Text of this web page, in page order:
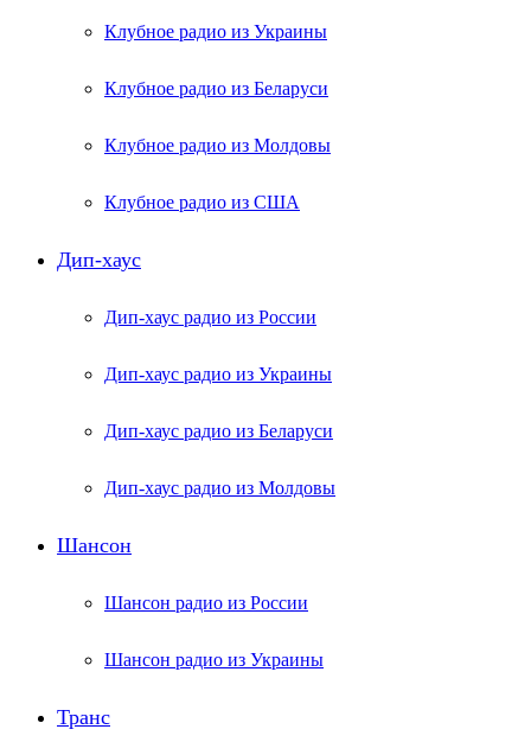
Клубное радио из Украины
Клубное радио из Беларуси
Клубное радио из Молдовы
Клубное радио из США
Дип-хаус
Дип-хаус радио из России
Дип-хаус радио из Украины
Дип-хаус радио из Беларуси
Дип-хаус радио из Молдовы
Шансон
Шансон радио из России
Шансон радио из Украины
Транс